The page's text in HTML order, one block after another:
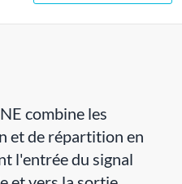
combine les
et de répartition en
l'entrée du signal